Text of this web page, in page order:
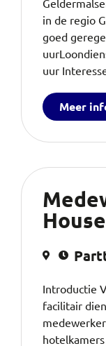
in de regio
goed
uur
Meer
Introductie
facilitair